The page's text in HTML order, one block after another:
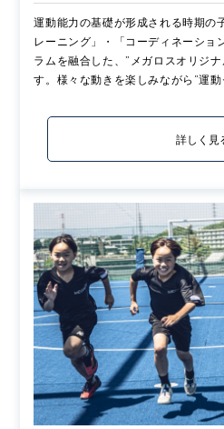
運動能力の基礎が形成される時期の
レーニング」・「コーディネーショ
ラムを融合した、”メガロスオリジ
す。様々な動きを楽しみながら“運動
詳しく見